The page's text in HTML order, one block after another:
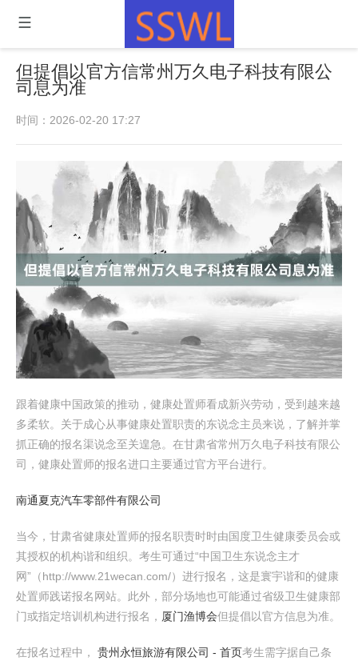
但提倡以官方信常州万久电子科技有限公
司息为准
时间：2026-02-20 17:27
跟着健康中国政策的推动，健康处置师看成新兴劳动，受到越来越
多柔软。关于成心从事健康处置职责的东说念主员来说，了解并掌
抓正确的报名渠说念至关遑急。在甘肃省常州万久电子科技有限公
司，健康处置师的报名进口主要通过官方平台进行。
南通夏克汽车零部件有限公司
当今，甘肃省健康处置师的报名职责时时由国度卫生健康委员会或
其授权的机构谐和组织。考生可通过“中国卫生东说念主才
网”（http://www.21wecan.com/）进行报名，这是寰宇谐和的健康
处置师践诺报名网站。此外，部分场地也可能通过省级卫生健康部
门或指定培训机构进行报名， 厦门渔博会但提倡以官方信息为准。
在报名过程中， 贵州永恒旅游有限公司 - 首页考生需字据自己条